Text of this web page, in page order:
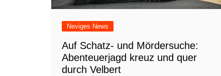
Neviges News
Auf Schatz- und Mördersuche:
Abenteuerjagd kreuz und quer
durch Velbert